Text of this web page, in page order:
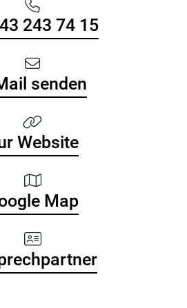
243 74 15
senden
Website
Map